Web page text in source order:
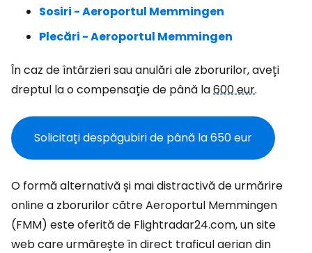
Sosiri - Aeroportul Memmingen
Plecări - Aeroportul Memmingen
În caz de întârzieri sau anulări ale zborurilor, aveți
dreptul la o compensație de până la600 eur.
Solicitați despăgubiri de până la650 eur
O formă alternativă și mai distractivă de urmărire
online a zborurilor către Aeroportul Memmingen
(FMM) este oferită de Flightradar24.com, un site
web care urmărește în direct traficul aerian din